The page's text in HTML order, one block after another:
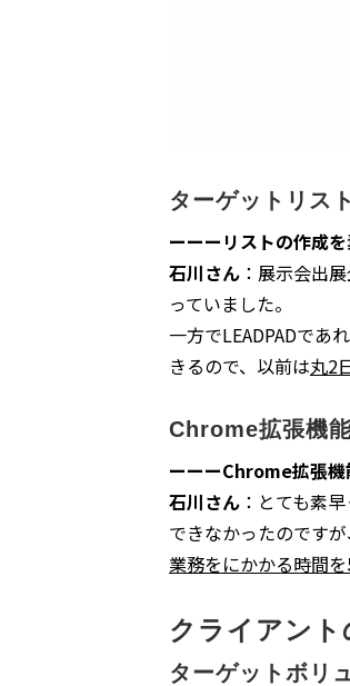
ターゲットリス
ーーーリストの作成
石川さん ：展示会出
っていました。
一方でLEADPADであ
きるので、以前は丸2
Chrome拡張機
ーーーChrome拡張機
石川さん ：とても素
できなかったのです
業務をにかかる時間を
クライアント
ターゲットボリ